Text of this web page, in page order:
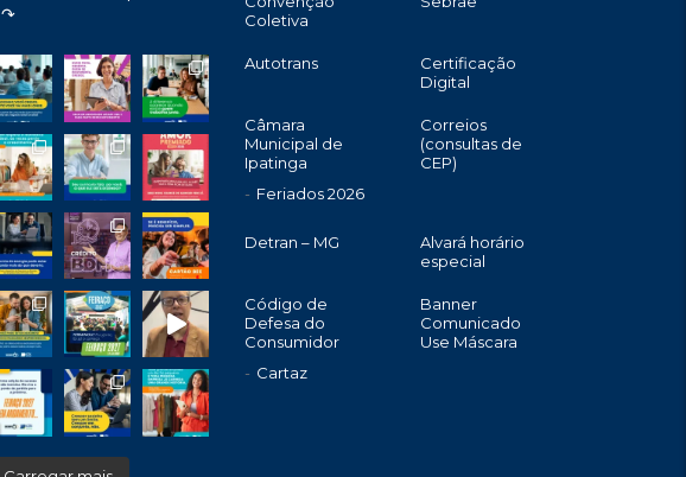
↷
Coletiva
Autotrans
Certificação
Digital
Câmara
Municipal de
Ipatinga
Feriados 2026
Correios
(consultas de
CEP)
Detran – MG
Alvará horário
especial
Código de
Defesa do
Consumidor
Cartaz
Banner
Comunicado
Use Máscara